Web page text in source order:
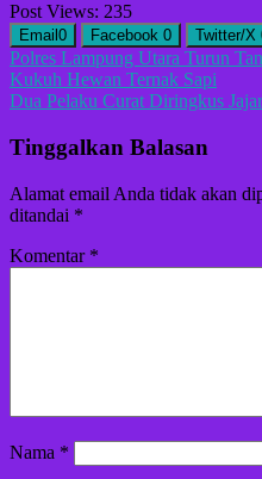
Post Views: 235
Email 0 Facebook 0 Twitter/X
Navigasi
pos
Polres Lampung Utara Turun
Kukuh Hewan Ternak Sapi
Dua Pelaku Curat Diringkus
Tinggalkan Balasan
Alamat email Anda tidak akan
ditandai *
Komentar *
Nama *